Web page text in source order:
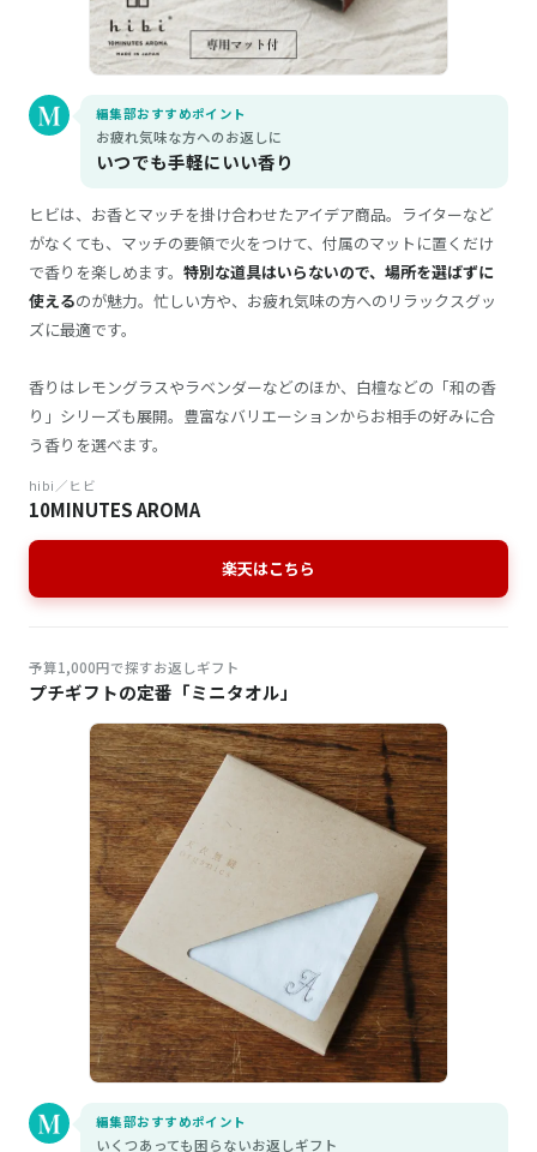
編集部おすすめポイント
お疲れ気味な方へのお返しに
いつでも手軽にいい香り
ヒビは、お香とマッチを掛け合わせたアイデア商品。ライターなど
がなくても、マッチの要領で火をつけて、付属のマットに置くだけ
で香りを楽しめます。 特別な道具はいらないので、場所を選ばずに
使えるのが魅力。忙しい方や、お疲れ気味の方へのリラックスグッ
ズに最適です。
香りはレモングラスやラベンダーなどのほか、白檀などの「和の香
り」シリーズも展開。豊富なバリエーションからお相手の好みに合
う香りを選べます。
hibi／ヒビ
10MINUTES AROMA
楽天はこちら
予算1,000円で探すお返しギフト
プチギフトの定番「ミニタオル」
編集部おすすめポイント
いくつあっても困らないお返しギフト